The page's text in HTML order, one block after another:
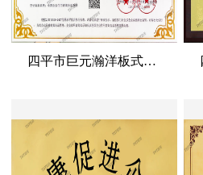
四平市巨元瀚洋板式换热器有限公司吉林省AAA级诚信企业